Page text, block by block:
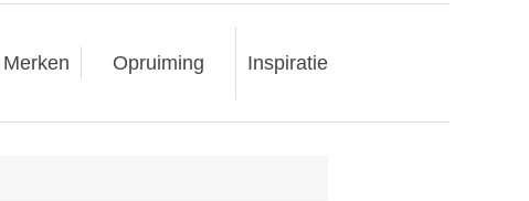
Merken Opruiming Inspiratie